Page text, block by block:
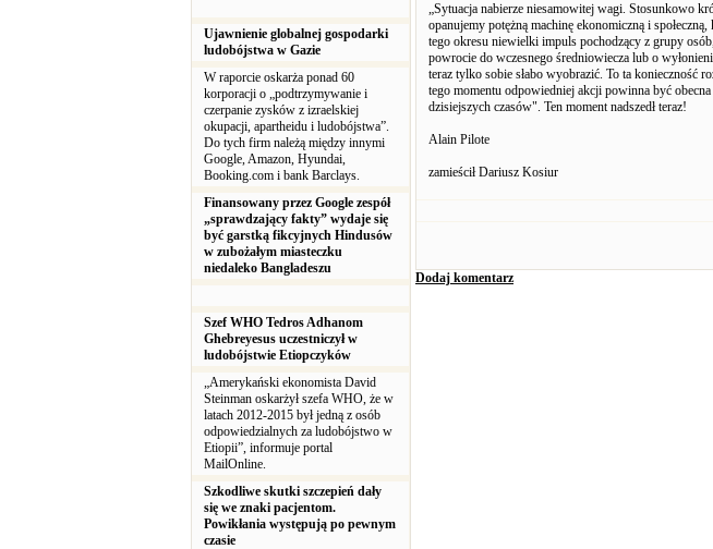
Ujawnienie globalnej gospodarki
ludobójstwa w Gazie
W raporcie oskarża ponad 60
korporacji o „podtrzymywanie i
czerpanie zysków z izraelskiej
okupacji, apartheidu i ludobójstwa”.
Do tych firm należą między innymi
Google, Amazon, Hyundai,
Booking.com i bank Barclays.
Finansowany przez Google zespół
„sprawdzający fakty” wydaje się
być garstką fikcyjnych Hindusów
w zubożałym miasteczku
niedaleko Bangladeszu
Szef WHO Tedros Adhanom
Ghebreyesus uczestniczył w
ludobójstwie Etiopczyków
„Amerykański ekonomista David
Steinman oskarżył szefa WHO, że w
latach 2012-2015 był jedną z osób
odpowiedzialnych za ludobójstwo w
Etiopii”, informuje portal
MailOnline.
Szkodliwe skutki szczepień dały
się we znaki pacjentom.
Powikłania występują po pewnym
czasie
„Sytuacja nabierze niesamowitej wagi. Stosunkowo
opanujemy potężną machinę ekonomiczną i
tego okresu niewielki impuls pochodzący z grupy
powrocie do wczesnego średniowiecza lub o
teraz tylko sobie słabo wyobrazić. To ta konieczność
tego momentu odpowiedniej akcji powinna być
dzisiejszych czasów". Ten moment nadszedł teraz!
Alain Pilote
zamieścił Dariusz Kosiur
Dodaj komentarz